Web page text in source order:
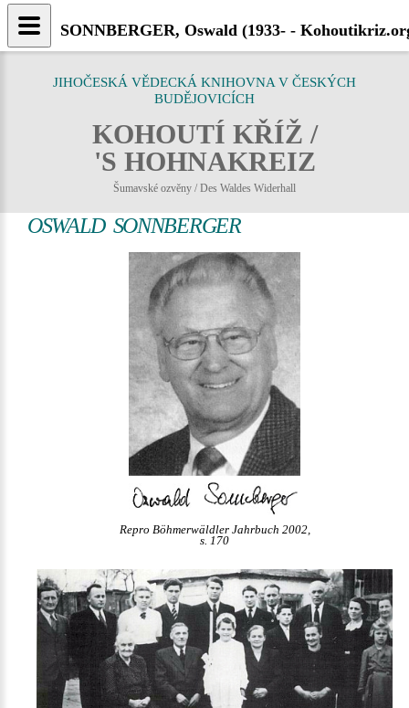
JIHOČESKÁ VĚDECKÁ KNIHOVNA V ČESKÝCH
BUDĚJOVICÍCH
KOHOUTÍ KŘÍŽ /
'S HOHNAKREIZ
Šumavské ozvěny / Des Waldes Widerhall
OSWALD SONNBERGER
Repro Böhmerwäldler Jahrbuch 2002,
s. 170
SONNBERGER, Oswald (1933- -